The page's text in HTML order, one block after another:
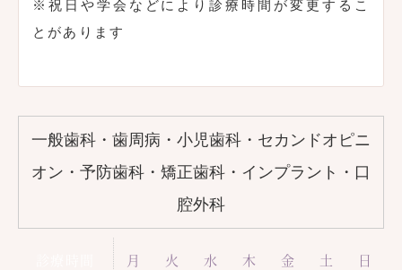
※祝日や学会などにより診療時間が変更するこ
とがあります
一般歯科・歯周病・小児歯科・セカンドオピニ
オン・予防歯科・矯正歯科・インプラント・口
腔外科
月 火 水 木 金 土 日